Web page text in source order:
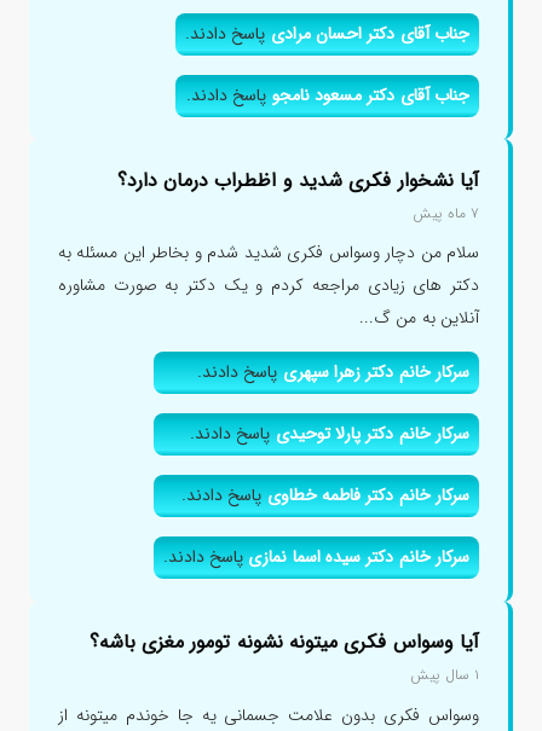
جناب آقای دکتر احسان مرادیپاسخ دادند.
جناب آقای دکتر مسعود نامجوپاسخ دادند.
آیا نشخوار فکری شدید و اظطراب درمان دارد؟
۷ ماه پیش
سلام من دچار وسواس فکری شدید شدم و بخاطر این مسئله به
دکتر های زیادی مراجعه کردم و یک دکتر به صورت مشاوره
آنلاین به من گ...
سرکار خانم دکتر زهرا سپهریپاسخ دادند.
سرکار خانم دکتر پارلا توحیدیپاسخ دادند.
سرکار خانم دکتر فاطمه خطاویپاسخ دادند.
سرکار خانم دکتر سیده اسما نمازیپاسخ دادند.
آیا وسواس فکری میتونه نشونه تومور مغزی باشه؟
۱ سال پیش
وسواس فکری بدون علامت جسمانی یه جا خوندم میتونه از